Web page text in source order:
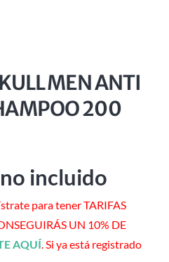
MEN ANTI
200
incluido
para tener TARIFAS
UN 10% DE
AQUÍ. Si ya está registrado